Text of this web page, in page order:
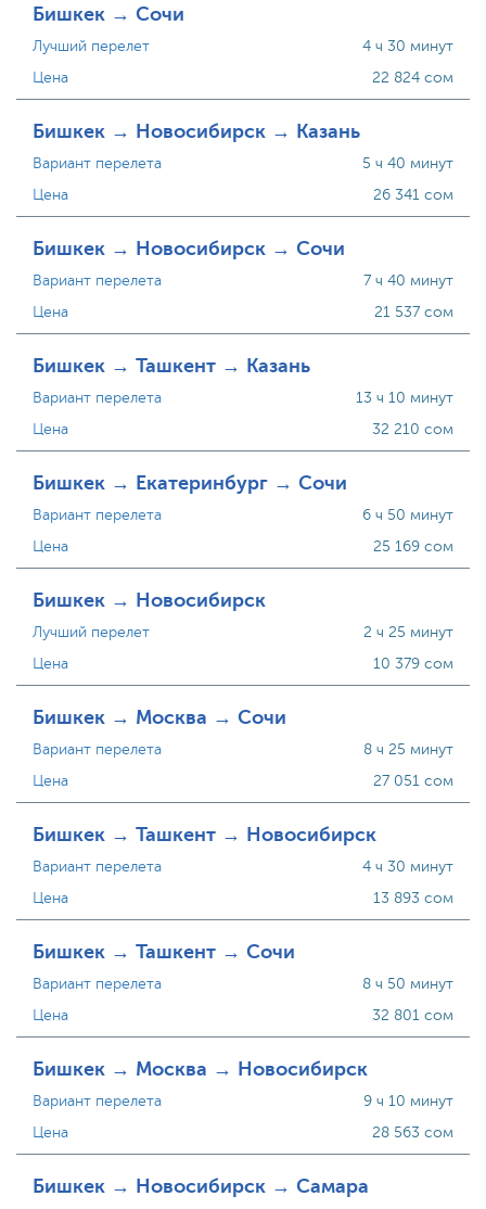
Бишкек → Сочи
Лучший перелет
Цена
4 ч 30 минут
22 824 сом
Бишкек → Новосибирск → Казань
Вариант перелета
Цена
5 ч 40 минут
26 341 сом
Бишкек → Новосибирск → Сочи
Вариант перелета
Цена
7 ч 40 минут
21 537 сом
Бишкек → Ташкент → Казань
Вариант перелета
Цена
13 ч 10 минут
32 210 сом
Бишкек → Екатеринбург → Сочи
Вариант перелета
Цена
6 ч 50 минут
25 169 сом
Бишкек → Новосибирск
Лучший перелет
Цена
2 ч 25 минут
10 379 сом
Бишкек → Москва → Сочи
Вариант перелета
Цена
8 ч 25 минут
27 051 сом
Бишкек → Ташкент → Новосибирск
Вариант перелета
Цена
4 ч 30 минут
13 893 сом
Бишкек → Ташкент → Сочи
Вариант перелета
Цена
8 ч 50 минут
32 801 сом
Бишкек → Москва → Новосибирск
Вариант перелета
Цена
9 ч 10 минут
28 563 сом
Бишкек → Новосибирск → Самара